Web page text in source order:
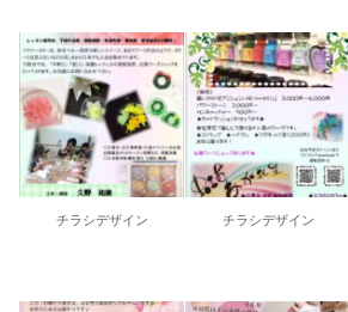
チラシデザイン チラシデザイン